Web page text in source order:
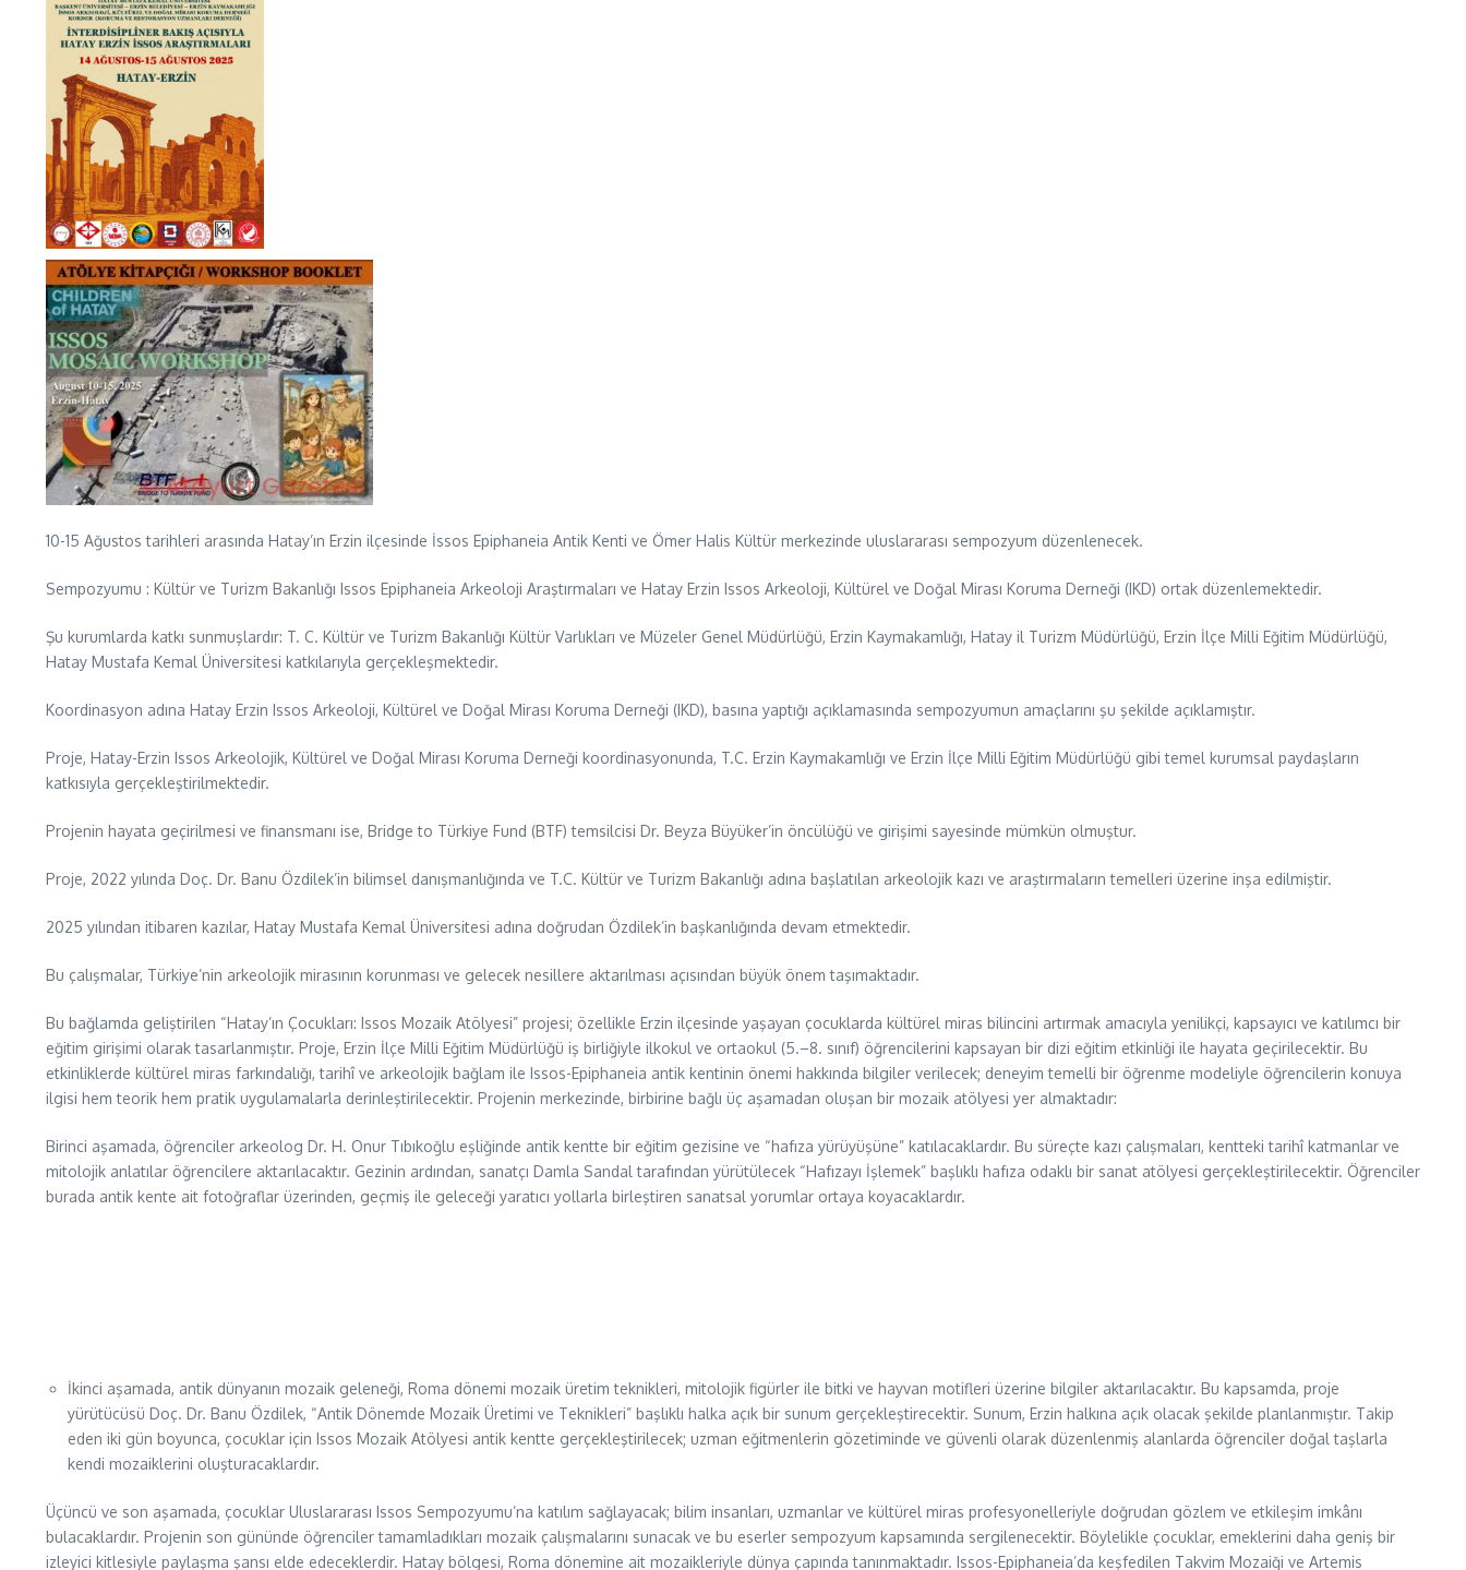
10-15 Ağustos tarihleri arasında Hatay’ın Erzin ilçesinde İssos Epiphaneia Antik Kenti ve Ömer Halis Kültür merkezinde uluslararası sempozyum düzenlenecek.
Sempozyumu : Kültür ve Turizm Bakanlığı Issos Epiphaneia Arkeoloji Araştırmaları ve Hatay Erzin Issos Arkeoloji, Kültürel ve Doğal Mirası Koruma Derneği (IKD) ortak düzenlemektedir.
Şu kurumlarda katkı sunmuşlardır: T. C. Kültür ve Turizm Bakanlığı Kültür Varlıkları ve Müzeler Genel Müdürlüğü, Erzin Kaymakamlığı, Hatay il Turizm Müdürlüğü, Erzin İlçe Milli Eğitim Müdürlüğü,
Hatay Mustafa Kemal Üniversitesi katkılarıyla gerçekleşmektedir.
Koordinasyon adına Hatay Erzin Issos Arkeoloji, Kültürel ve Doğal Mirası Koruma Derneği (IKD), basına yaptığı açıklamasında sempozyumun amaçlarını şu şekilde açıklamıştır.
Proje, Hatay-Erzin Issos Arkeolojik, Kültürel ve Doğal Mirası Koruma Derneği koordinasyonunda, T.C. Erzin Kaymakamlığı ve Erzin İlçe Milli Eğitim Müdürlüğü gibi temel kurumsal paydaşların
katkısıyla gerçekleştirilmektedir.
Projenin hayata geçirilmesi ve finansmanı ise, Bridge to Türkiye Fund (BTF) temsilcisi Dr. Beyza Büyüker’in öncülüğü ve girişimi sayesinde mümkün olmuştur.
Proje, 2022 yılında Doç. Dr. Banu Özdilek’in bilimsel danışmanlığında ve T.C. Kültür ve Turizm Bakanlığı adına başlatılan arkeolojik kazı ve araştırmaların temelleri üzerine inşa edilmiştir.
2025 yılından itibaren kazılar, Hatay Mustafa Kemal Üniversitesi adına doğrudan Özdilek’in başkanlığında devam etmektedir.
Bu çalışmalar, Türkiye’nin arkeolojik mirasının korunması ve gelecek nesillere aktarılması açısından büyük önem taşımaktadır.
Bu bağlamda geliştirilen “Hatay’ın Çocukları: Issos Mozaik Atölyesi” projesi; özellikle Erzin ilçesinde yaşayan çocuklarda kültürel miras bilincini artırmak amacıyla yenilikçi, kapsayıcı ve katılımcı bir
eğitim girişimi olarak tasarlanmıştır. Proje, Erzin İlçe Milli Eğitim Müdürlüğü iş birliğiyle ilkokul ve ortaokul (5.–8. sınıf) öğrencilerini kapsayan bir dizi eğitim etkinliği ile hayata geçirilecektir. Bu
etkinliklerde kültürel miras farkındalığı, tarihî ve arkeolojik bağlam ile Issos-Epiphaneia antik kentinin önemi hakkında bilgiler verilecek; deneyim temelli bir öğrenme modeliyle öğrencilerin konuya
ilgisi hem teorik hem pratik uygulamalarla derinleştirilecektir. Projenin merkezinde, birbirine bağlı üç aşamadan oluşan bir mozaik atölyesi yer almaktadır:
Birinci aşamada, öğrenciler arkeolog Dr. H. Onur Tıbıkoğlu eşliğinde antik kentte bir eğitim gezisine ve “hafıza yürüyüşüne” katılacaklardır. Bu süreçte kazı çalışmaları, kentteki tarihî katmanlar ve
mitolojik anlatılar öğrencilere aktarılacaktır. Gezinin ardından, sanatçı Damla Sandal tarafından yürütülecek “Hafızayı İşlemek” başlıklı hafıza odaklı bir sanat atölyesi gerçekleştirilecektir. Öğrenciler
burada antik kente ait fotoğraflar üzerinden, geçmiş ile geleceği yaratıcı yollarla birleştiren sanatsal yorumlar ortaya koyacaklardır.
İkinci aşamada, antik dünyanın mozaik geleneği, Roma dönemi mozaik üretim teknikleri, mitolojik figürler ile bitki ve hayvan motifleri üzerine bilgiler aktarılacaktır. Bu kapsamda, proje
yürütücüsü Doç. Dr. Banu Özdilek, “Antik Dönemde Mozaik Üretimi ve Teknikleri” başlıklı halka açık bir sunum gerçekleştirecektir. Sunum, Erzin halkına açık olacak şekilde planlanmıştır. Takip
eden iki gün boyunca, çocuklar için Issos Mozaik Atölyesi antik kentte gerçekleştirilecek; uzman eğitmenlerin gözetiminde ve güvenli olarak düzenlenmiş alanlarda öğrenciler doğal taşlarla
kendi mozaiklerini oluşturacaklardır.
Üçüncü ve son aşamada, çocuklar Uluslararası Issos Sempozyumu’na katılım sağlayacak; bilim insanları, uzmanlar ve kültürel miras profesyonelleriyle doğrudan gözlem ve etkileşim imkânı
bulacaklardır. Projenin son gününde öğrenciler tamamladıkları mozaik çalışmalarını sunacak ve bu eserler sempozyum kapsamında sergilenecektir. Böylelikle çocuklar, emeklerini daha geniş bir
izleyici kitlesiyle paylaşma şansı elde edeceklerdir. Hatay bölgesi, Roma dönemine ait mozaikleriyle dünya çapında tanınmaktadır. Issos-Epiphaneia’da keşfedilen Takvim Mozaiği ve Artemis